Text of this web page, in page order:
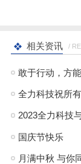
相关资讯 /
敢于行动，方
全力科技祝所
2023全力科技
国庆节快乐
月满中秋 与你